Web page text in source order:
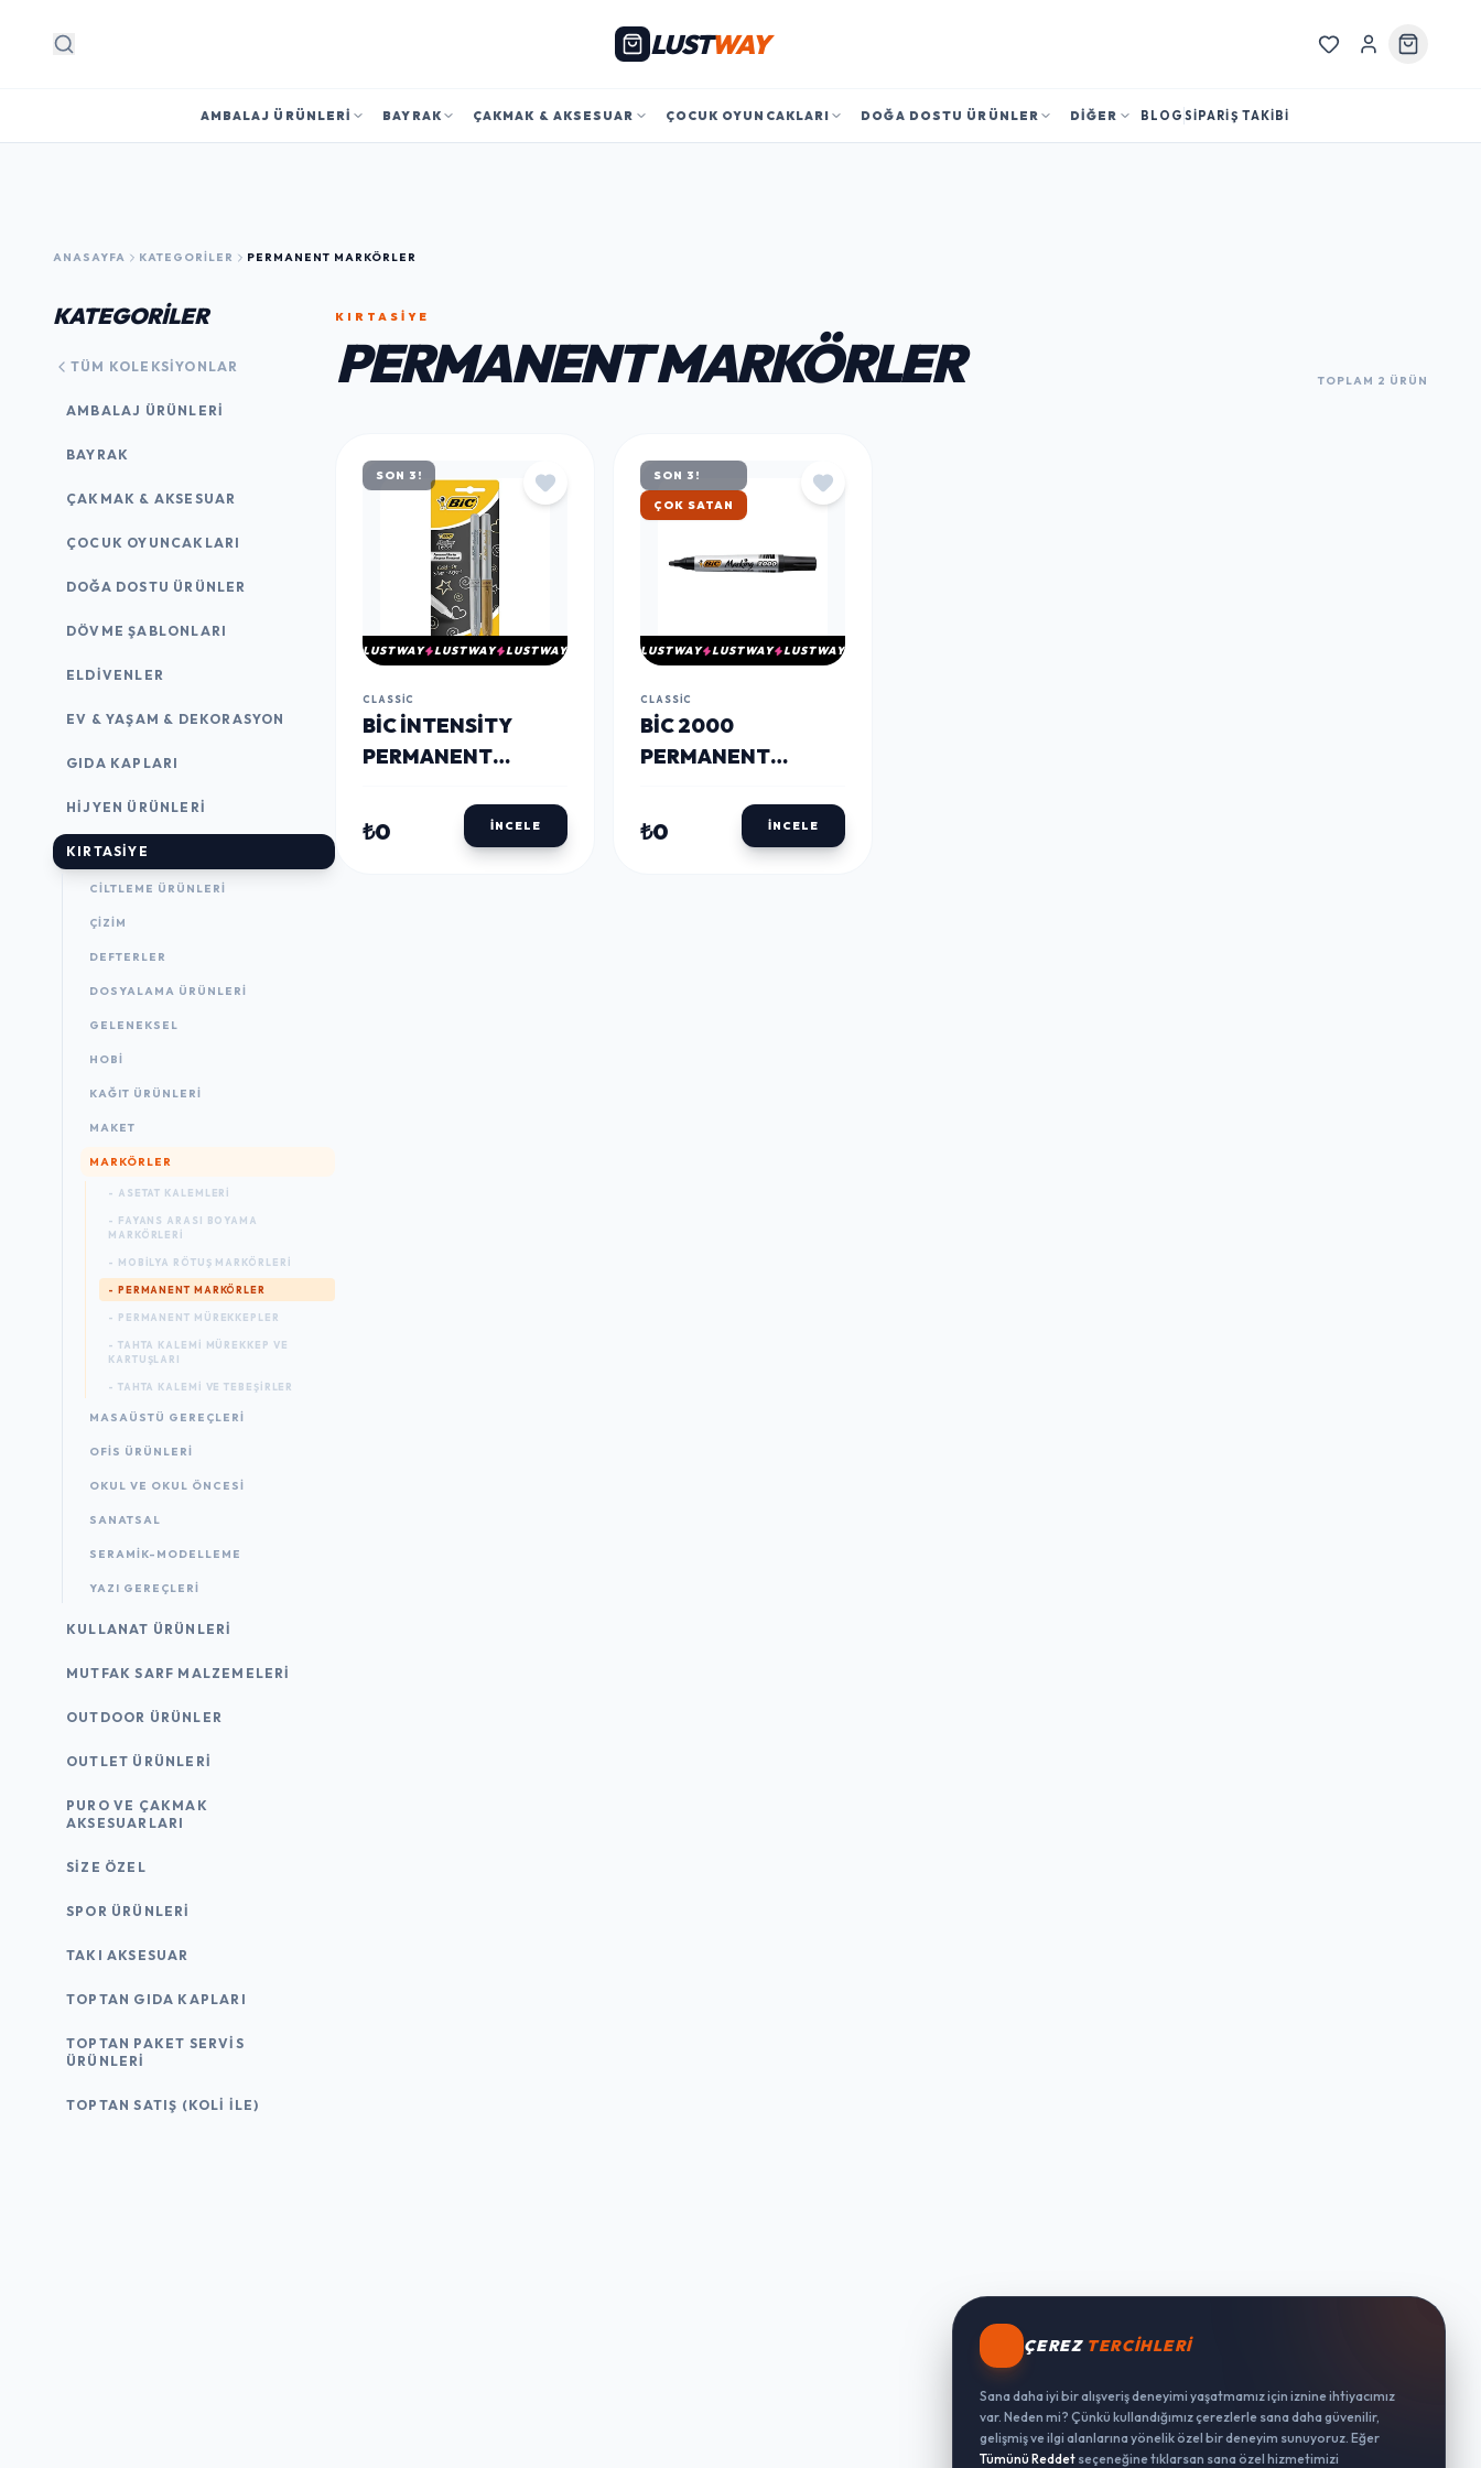
Arama LUSTWAY
AMBALAJ ÜRÜNLERI BAYRAK ÇAKMAK & AKSESUAR ÇOCUK OYUNCAKLARI DOĞA DOSTU ÜRÜNLER DİĞER BLOG SİPARİŞ TAKİBİ
ANASAYFA KATEGORILER PERMANENT MARKÖRLER
KATEGORİLER
TÜM KOLEKSIYONLAR
AMBALAJ ÜRÜNLERI
BAYRAK
ÇAKMAK & AKSESUAR
ÇOCUK OYUNCAKLARI
DOĞA DOSTU ÜRÜNLER
DÖVME ŞABLONLARI
ELDIVENLER
EV & YAŞAM & DEKORASYON
GIDA KAPLARI
HIJYEN ÜRÜNLERI
KIRTASİYE
CILTLEME ÜRÜNLERI
ÇİZİM
DEFTERLER
DOSYALAMA ÜRÜNLERI
GELENEKSEL
HOBİ
KAĞIT ÜRÜNLERI
MAKET
MARKÖRLER
- ASETAT KALEMLERI
- FAYANS ARASI BOYAMA
MARKÖRLERI
- MOBILYA RÖTUŞ MARKÖRLERI
- PERMANENT MARKÖRLER
- PERMANENT MÜREKKEPLER
- TAHTA KALEMI MÜREKKEP VE
KARTUŞLARI
- TAHTA KALEMI VE TEBEŞIRLER
MASAÜSTÜ GEREÇLERI
OFIS ÜRÜNLERI
OKUL VE OKUL ÖNCESİ
SANATSAL
SERAMİK-MODELLEME
YAZI GEREÇLERI
KULLANAT ÜRÜNLERI
MUTFAK SARF MALZEMELERI
OUTDOOR ÜRÜNLER
OUTLET ÜRÜNLERI
PURO VE ÇAKMAK
AKSESUARLARI
SIZE ÖZEL
SPOR ÜRÜNLERI
TAKI AKSESUAR
TOPTAN GIDA KAPLARI
TOPTAN PAKET SERVIS
ÜRÜNLERI
TOPTAN SATIŞ (KOLI İLE)
KIRTASİYE
PERMANENT MARKÖRLER TOPLAM 2 ÜRÜN
SON 3!
LUSTWAY LUSTWAY LUSTWAY
CLASSIC
BIC İNTENSITY
PERMANENT
GÜMÜŞ 2'LI
₺0 İNCELE
SON 3!
ÇOK SATAN
LUSTWAY LUSTWAY LUSTWAY
CLASSIC
BIC 2000
PERMANENT
UÇLU SIYAH
₺0 İNCELE
ÇEREZ TERCIHLERI
Sana daha iyi bir alışveriş deneyimi yaşatmamız için iznine ihtiyacımız
var. Neden mi? Çünkü kullandığımız çerezlerle sana daha güvenilir,
gelişmiş ve ilgi alanlarına yönelik özel bir deneyim sunuyoruz. Eğer
Tümünü Reddet seçeneğine tıklarsan sana özel hizmetimizi